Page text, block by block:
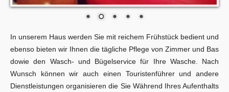
In unserem Haus werden Sie mit reichem Frühstück bedient und
ebenso bieten wir Ihnen die tägliche Pflege von Zimmer und Bas
dowie den Wasch- und Bügelservice für Ihre Wasche. Nach
Wunsch können wir auch einen Touristenführer und andere
Dienstleistungen organisieren die Sie Während Ihres Aufenthalts